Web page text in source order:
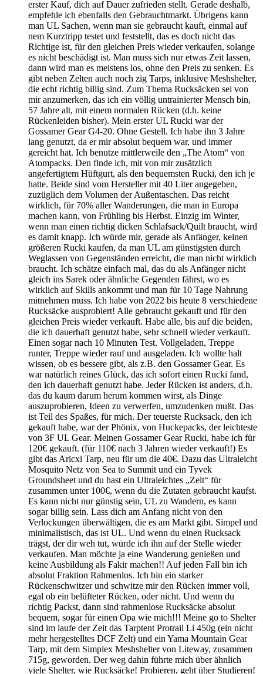
erster Kauf, dich auf Dauer zufrieden stellt. Gerade deshalb,
empfehle ich ebenfalls den Gebrauchtmarkt. Übrigens kann
man UL Sachen, wenn man sie gebraucht kauft, einmal auf
nem Kurztripp testet und feststellt, das es doch nicht das
Richtige ist, für den gleichen Preis wieder verkaufen, solange
es nicht beschädigt ist. Man muss sich nur etwas Zeit lassen,
dann wird man es meistens los, ohne den Preis zu senken. Es
gibt neben Zelten auch noch zig Tarps, inklusive Meshshelter,
die echt richtig billig sind. Zum Thema Rucksäcken sei von
mir anzumerken, das ich ein völlig untrainierter Mensch bin,
57 Jahre alt, mit einem normalen Rücken (d.h. keine
Rückenleiden bisher). Mein erster UL Rucki war der
Gossamer Gear G4-20. Ohne Gestell. Ich habe ihn 3 Jahre
lang genutzt, da er mir absolut bequem war, und immer
gereicht hat. Ich benutze mittlerweile den „The Atom“ von
Atompacks. Den finde ich, mit von mir zusätzlich
angefertigtem Hüftgurt, als den bequemsten Rucki, den ich je
hatte. Beide sind vom Hersteller mit 40 Liter angegeben,
zuzüglich dem Volumen der Außentaschen. Das reicht
wirklich, für 70% aller Wanderungen, die man in Europa
machen kann, von Frühling bis Herbst. Einzig im Winter,
wenn man einen richtig dicken Schlafsack/Quilt braucht, wird
es damit knapp. Ich würde mir, gerade als Anfänger, keinen
größeren Rucki kaufen, da man UL am günstigsten durch
Weglassen von Gegenständen erreicht, die man nicht wirklich
braucht. Ich schätze einfach mal, das du als Anfänger nicht
gleich ins Sarek oder ähnliche Gegenden fährst, wo es
wirklich auf Skills ankommt und man für 10 Tage Nahrung
mitnehmen muss. Ich habe von 2022 bis heute 8 verschiedene
Rucksäcke ausprobiert! Alle gebraucht gekauft und für den
gleichen Preis wieder verkauft. Habe alle, bis auf die beiden,
die ich dauerhaft genutzt habe, sehr schnell wieder verkauft.
Einen sogar nach 10 Minuten Test. Vollgeladen, Treppe
runter, Treppe wieder rauf und ausgeladen. Ich wollte halt
wissen, ob es bessere gibt, als z.B. den Gossamer Gear. Es
war natürlich reines Glück, das ich sofort einen Rucki fand,
den ich dauerhaft genutzt habe. Jeder Rücken ist anders, d.h.
das du kaum darum herum kommen wirst, als Dinge
auszuprobieren, Ideen zu verwerfen, umzudenken mußt. Das
ist Teil des Spaßes, für mich. Der teuerste Rucksack, den ich
gekauft habe, war der Phönix, von Huckepacks, der leichteste
von 3F UL Gear. Meinen Gossamer Gear Rucki, habe ich für
120€ gekauft. (für 110€ nach 3 Jahren wieder verkauft!) Es
gibt das Aricxi Tarp, neu für um die 40€. Dazu das Ultraleicht
Mosquito Netz von Sea to Summit und ein Tyvek
Groundsheet und du hast ein Ultraleichtes „Zelt“ für
zusammen unter 100€, wenn du die Zutaten gebraucht kaufst.
Es kann nicht nur günstig sein, UL zu Wandern, es kann
sogar billig sein. Lass dich am Anfang nicht von den
Verlockungen überwältigen, die es am Markt gibt. Simpel und
minimalistisch, das ist UL. Und wenn du einen Rucksack
trägst, der dir weh tut, würde ich ihn auf der Stelle wieder
verkaufen. Man möchte ja eine Wanderung genießen und
keine Ausbildung als Fakir machen!! Auf jeden Fall bin ich
absolut Fraktion Rahmenlos. Ich bin ein starker
Rückenschwitzer und schwitze mir den Rücken immer voll,
egal ob ein belüfteter Rücken, oder nicht. Und wenn du
richtig Packst, dann sind rahmenlose Rucksäcke absolut
bequem, sogar für einen Opa wie mich!!! Meine go to Shelter
sind im laufe der Zeit das Tarptent Protrail Li 450g (ein nicht
mehr hergestelltes DCF Zelt) und ein Yama Mountain Gear
Tarp, mit dem Simplex Meshshelter von Liteway, zusammen
715g, geworden. Der weg dahin führte mich über ähnlich
viele Shelter, wie Rucksäcke! Probieren, geht über Studieren!